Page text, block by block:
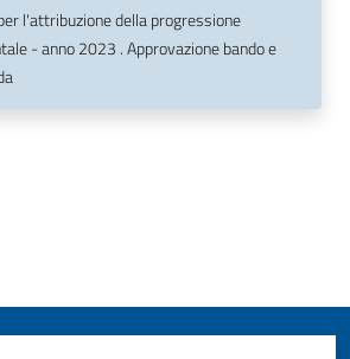
l'attribuzione della progressione
- anno 2023 . Approvazione bando e